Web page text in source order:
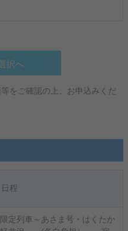
択へ
をご確認の上、お申込みくだ
日程
列車～あさま号・はくたか